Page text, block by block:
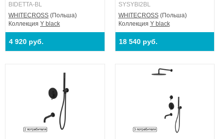
BIDETTA-BL
WHITECROSS (Польша)
Коллекция Y black
4 920 руб.
SYSYBI2BL
WHITECROSS(Польша)
Коллекция Y black
18 540 руб.